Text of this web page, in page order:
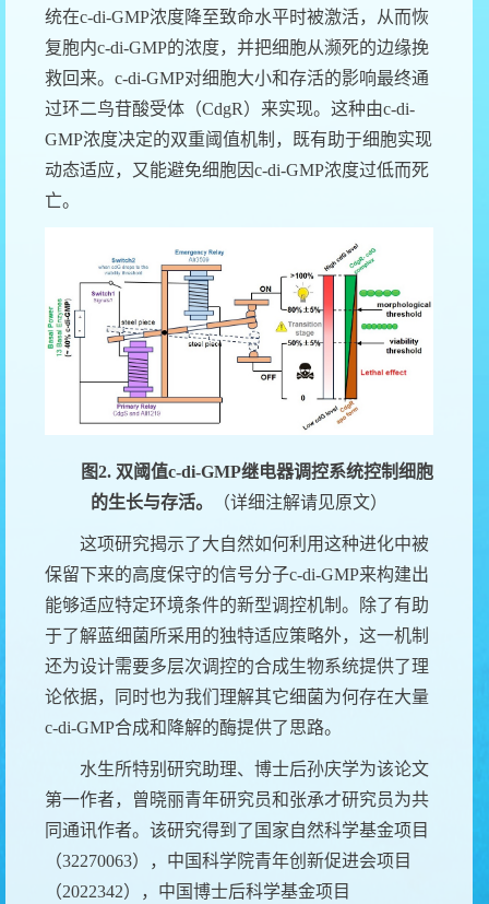
统在c-di-GMP浓度降至致命水平时被激活，从而恢
复胞内c-di-GMP的浓度，并把细胞从濒死的边缘挽
救回来。 c-di-GMP对细胞大小和存活的影响最终通
过环二鸟苷酸受体（CdgR）来实现。这种由c-di-
GMP浓度决定的双重阈值机制，既有助于细胞实现
动态适应，又能避免细胞因c-di-GMP浓度过低而死
亡。
图2. 双阈值c-di-GMP继电器调控系统控制细胞
的生长与存活。
（详细注解请见原文）
这项研究揭示了大自然如何利用这种进化中被
保留下来的高度保守的信号分子c-di-GMP来构建出
能够适应特定环境条件的新型调控机制。除了有助
于了解蓝细菌所采用的独特适应策略外，这一机制
还为设计需要多层次调控的合成生物系统提供了理
论依据， 同时也为我们理解其它细菌为何存在大量
c-di-GMP合成和降解的酶提供了思路。
水生所特别研究助理、博士后孙庆学为该论文
第一作者，曾晓丽青年研究员和张承才研究员为共
同通讯作者。 该研究得到了国家自然科学基金项目
（32270063），中国科学院青年创新促进会项目
（2022342），中国博士后科学基金项目